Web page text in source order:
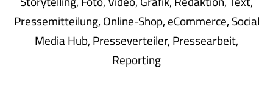
Pressemitteilung, Online-Shop, eCommerce, Social
Media Hub, Presseverteiler, Pressearbeit,
Reporting